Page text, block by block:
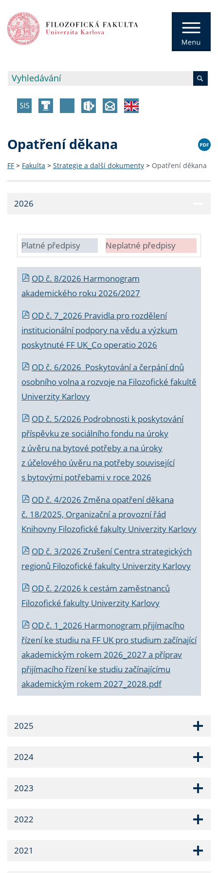
Opatření děkana
FF > Fakulta > Strategie a další dokumenty > Opatření děkana
2026
Platné předpisy Neplatné předpisy
OD č. 8/2026 Harmonogram
akademického roku 2026/2027
OD č. 7_2026 Pravidla pro rozdělení
institucionální podpory na vědu a výzkum
poskytnuté FF UK_Co operatio 2026
OD č. 6/2026 Poskytování a čerpání dnů
osobního volna a rozvoje na Filozofické fakultě
Univerzity Karlovy
OD č. 5/2026 Podrobnosti k poskytování
příspěvku ze sociálního fondu na úroky
z úvěru na bytové potřeby a na úroky
z účelového úvěru na potřeby související
s bytovými potřebami v roce 2026
OD č. 4/2026 Změna opatření děkana
č. 18/2025, Organizační a provozní řád
Knihovny Filozofické fakulty Univerzity Karlovy
OD č. 3/2026 Zrušení Centra strategických
regionů Filozofické fakulty Univerzity Karlovy
OD č. 2/2026 k cestám zaměstnanců
Filozofické fakulty Univerzity Karlovy
OD č. 1_2026 Harmonogram přijímacího
řízení ke studiu na FF UK pro studium začínající
akademickým rokem 2026_2027 a příprav
přijímacího řízení ke studiu začínajícímu
akademickým rokem 2027_2028.pdf
2025
2024
2023
2022
2021